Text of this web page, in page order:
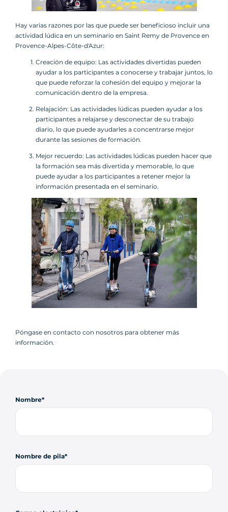
Hay varias razones por las que puede ser beneficioso incluir una
actividad lúdica en un seminario en Saint Remy de Provence en
Provence-Alpes-Côte-d'Azur:
Creación de equipo: Las actividades divertidas pueden
ayudar a los participantes a conocerse y trabajar juntos, lo
que puede reforzar la cohesión del equipo y mejorar la
comunicación dentro de la empresa.
Relajación: Las actividades lúdicas pueden ayudar a los
participantes a relajarse y desconectar de su trabajo
diario, lo que puede ayudarles a concentrarse mejor
durante las sesiones de formación.
Mejor recuerdo: Las actividades lúdicas pueden hacer que
la formación sea más divertida y memorable, lo que
puede ayudar a los participantes a retener mejor la
información presentada en el seminario.
Póngase en contacto con nosotros para obtener más
información.
Nombre
Nombre de pila